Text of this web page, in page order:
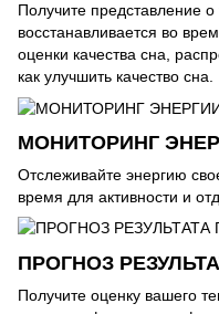
Получите представление
восстанавливается во
оценки качества сна,
как улучшить качество сна.
МОНИТОРИНГ
Отслеживайте энергию
время для активности и
ПРОГНОЗ
Получите оценку вашего